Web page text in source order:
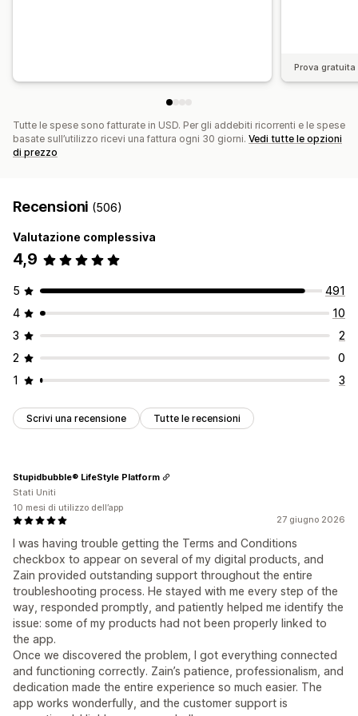
Prova
Tutte le spese sono fatturate in USD. Per gli addebiti ricorrenti e le spese
basate sull’utilizzo ricevi una fattura ogni 30 giorni. Vedi tutte le opzioni
di prezzo
Recensioni (506)
Valutazione complessiva
4,9
5
491
4
10
3
2
2
0
1
3
Scrivi una recensione Tutte le recensioni
27 giugno 2026
I was having trouble getting the Terms and Conditions
checkbox to appear on several of my digital products, and
Zain provided outstanding support throughout the entire
troubleshooting process. He stayed with me every step of the
way, responded promptly, and patiently helped me identify the
issue: some of my products had not been properly linked to
the app.
Once we discovered the problem, I got everything connected
and functioning correctly. Zain’s patience, professionalism, and
dedication made the entire experience so much easier. The
app works wonderfully, and the customer support is
Stupidbubble® LifeStyle Platform
Stati Uniti
10 mesi di utilizzo dell’app